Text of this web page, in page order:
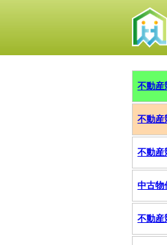
不動産
不動産
不動産
中古物
不動産